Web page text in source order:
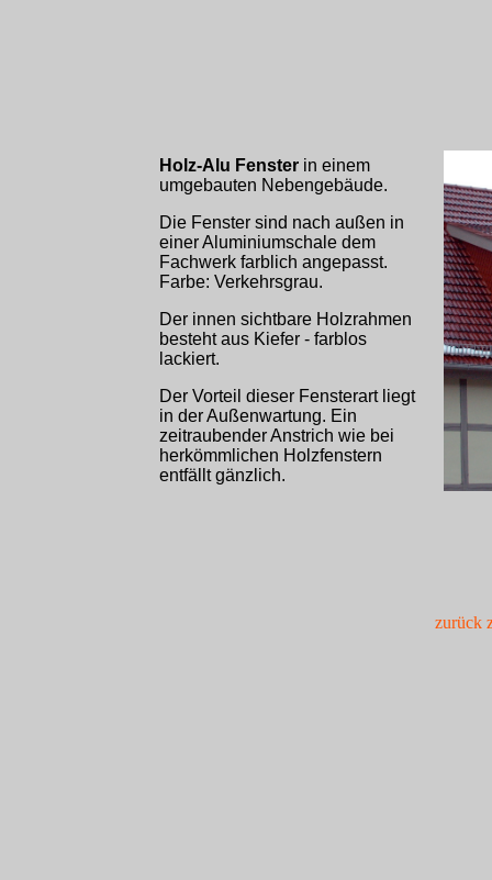
Holz-Alu Fenster in einem
umgebauten Nebengebäude.
Die Fenster sind nach außen in
einer Aluminiumschale dem
Fachwerk farblich angepasst.
Farbe: Verkehrsgrau.
Der innen sichtbare Holzrahmen
besteht aus Kiefer - farblos
lackiert.
Der Vorteil dieser Fensterart liegt
in der Außenwartung. Ein
zeitraubender Anstrich wie bei
herkömmlichen Holzfenstern
entfällt gänzlich.
zurück